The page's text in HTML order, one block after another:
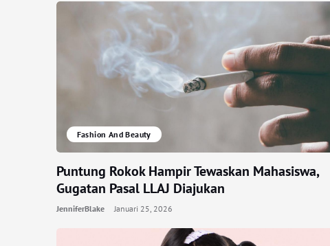
Fashion And Beauty
Puntung Rokok Hampir Tewaskan Mahasiswa,
Gugatan Pasal LLAJ Diajukan
JenniferBlake Januari 25, 2026